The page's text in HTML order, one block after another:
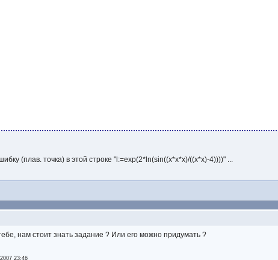
(плав. точка) в этой строке "l:=exp(2*ln(sin((x*x*x)/((x*x)-4))))" ...
нам стоит знать задание ? Или его можно придумать ?
23:46